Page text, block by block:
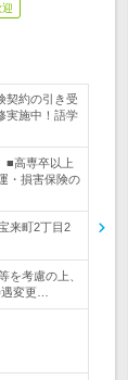
契約の引き受
実施中！語学
■高専卒以上
・損害保険の
来町2丁目2
を考慮の上、
変更…